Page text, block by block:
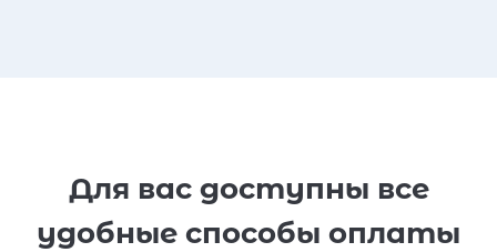
Для вас доступны все
удобные способы оплаты